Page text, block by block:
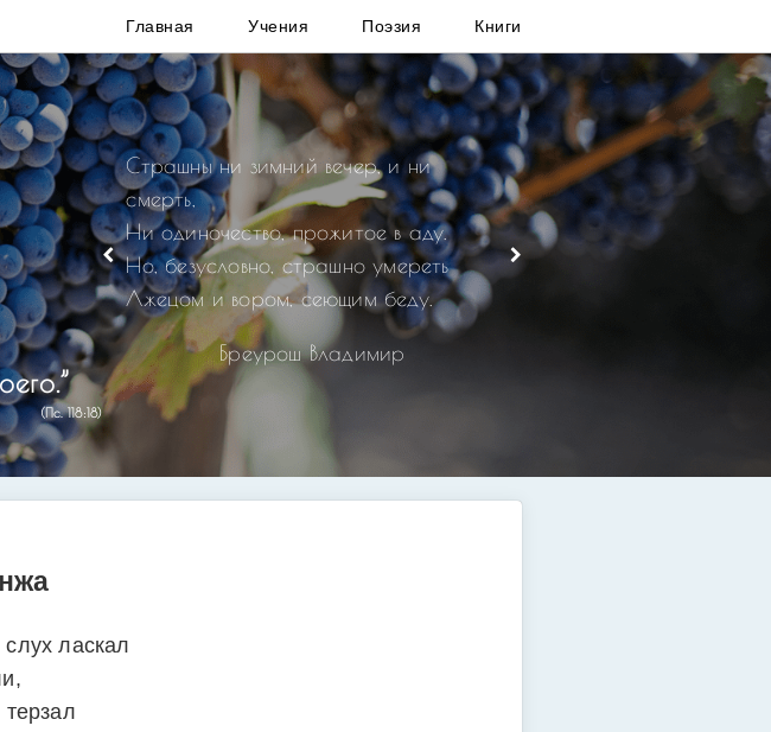
(Пс. 118:18)
Страшны ни зимний вечер, и ни
смерть,
Ни одиночество, прожитое в аду.
Но, безусловно, страшно умереть
Лжецом и вором, сеющим беду.
Бреурош Владимир
Главная Учения Поэзия Книги
ласкал